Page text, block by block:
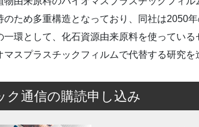
のため多重構造となっており、同社は2050
一環として、化石資源由来原料を使ってい
マスプラスチックフィルムで代替する研究を
ク通信の購読申し込み